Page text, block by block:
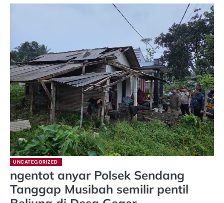
UNCATEGORIZED
ngentot anyar Polsek Sendang
Tanggap Musibah semilir pentil